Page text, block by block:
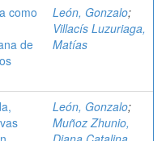
como
de
León, Gonzalo;
Villacís Luzuriaga,
Matías
León, Gonzalo;
Muñoz Zhunio,